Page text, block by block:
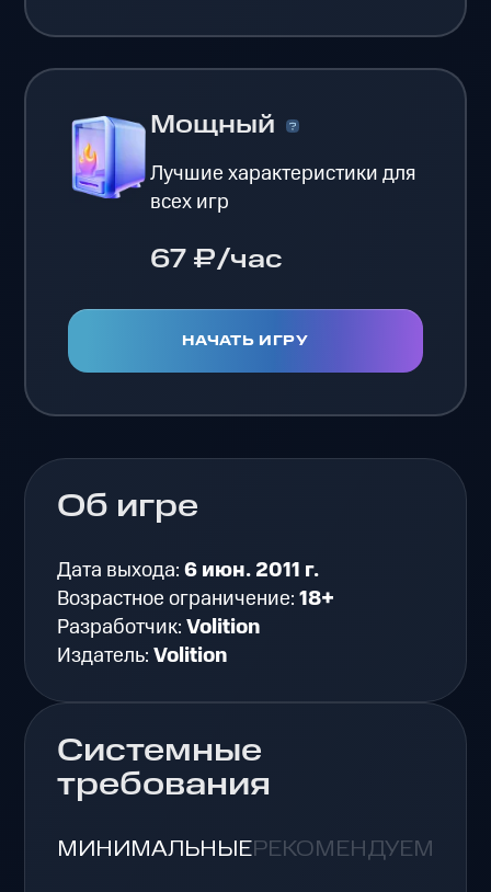
Мощный
Лучшие характеристики для
всех игр
67 ₽/час
НАЧАТЬ ИГРУ
Об игре
Дата выхода:6 июн. 2011 г.
Возрастное ограничение:18+
Разработчик:Volition
Издатель:Volition
Системные
требования
МИНИМАЛЬНЫЕРЕКОМЕНДУЕМЫЕ